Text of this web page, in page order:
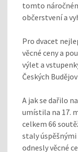
tomto
občerstvení a
Pro dvacet
věcné ceny a
výlet a
Českých
A jak se dařilo
umístila na 17.
celkem 66
staly
odnesly věcné